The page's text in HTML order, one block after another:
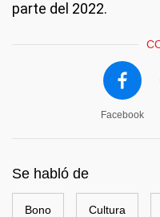
parte del 2022.
Facebook
Se habló de
Bono Cultura